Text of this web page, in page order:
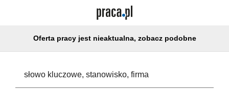
Oferta pracy jest nieaktualna, zobacz podobne